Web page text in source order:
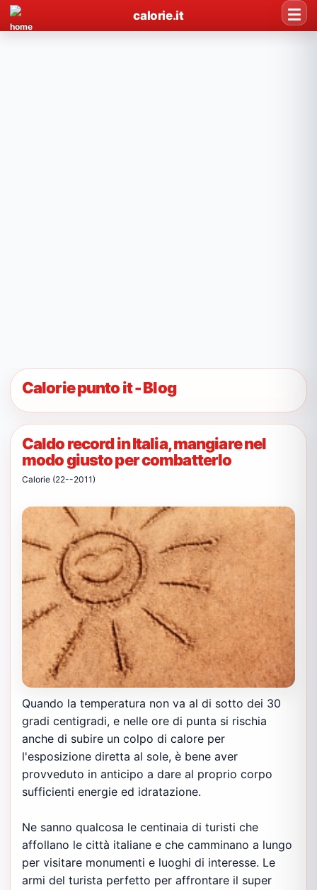
calorie.it
Calorie punto it - Blog
Caldo record in Italia, mangiare nel
modo giusto per combatterlo
Calorie (22--2011)
Quando la temperatura non va al di sotto dei 30
gradi centigradi, e nelle ore di punta si rischia
anche di subire un colpo di calore per
l'esposizione diretta al sole, è bene aver
provveduto in anticipo a dare al proprio corpo
sufficienti energie ed idratazione.
Ne sanno qualcosa le centinaia di turisti che
affollano le città italiane e che camminano a lungo
per visitare monumenti e luoghi di interesse. Le
armi del turista perfetto per affrontare il super